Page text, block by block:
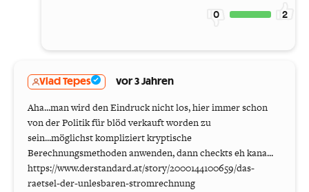
0 2
Vlad Tepes vor 3 Jahren
Aha...man wird den Eindruck nicht los, hier immer schon
von der Politik für blöd verkauft worden zu
sein...möglichst kompliziert kryptische
Berechnungsmethoden anwenden, dann checkts eh kana...
https://www.derstandard.at/story/2000144100659/das-
raetsel-der-unlesbaren-stromrechnung